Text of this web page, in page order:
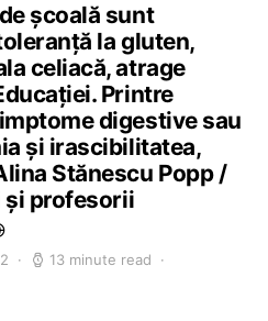
școală sunt
la gluten,
celiacă, atrage
Printre
digestive sau
și irascibilitatea,
Stănescu Popp /
și profesorii
13 minute read